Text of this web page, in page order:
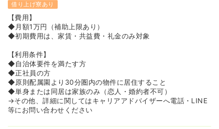
借り上げ寮あり
【費用】
◆月額1万円（補助上限あり）
◆初期費用は、家賃・共益費・礼金のみ対象
【利用条件】
◆自治体要件を満たす方
◆正社員の方
◆原則配属園より30分圏内の物件に居住すること
◆単身または同居は家族のみ（恋人・婚約者不可）
→その他、詳細に関してはキャリアアドバイザーへ電話・LINE
等にお問い合わせください